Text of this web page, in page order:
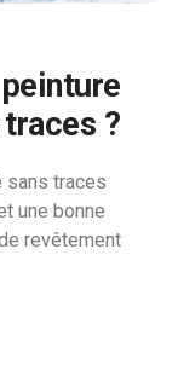
?
sans traces
une bonne
revêtement